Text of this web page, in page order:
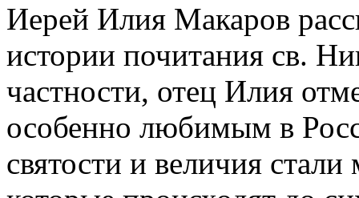
Иерей Илия Макаров
истории почитания св.
частности, отец Илия
особенно любимым в
святости и величия